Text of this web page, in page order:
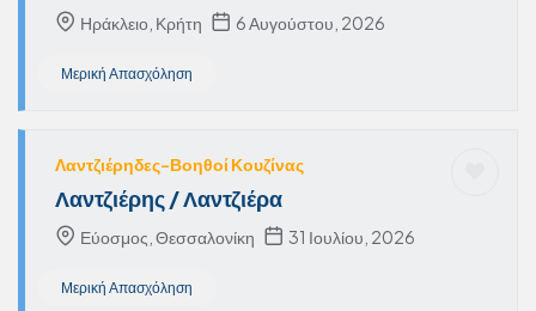
Ηράκλειο, Κρήτη 6 Αυγούστου, 2026
Μερική Απασχόληση
Λαντζιέρηδες-Βοηθοί Κουζίνας
Λαντζιέρης / Λαντζιέρα
Εύοσμος, Θεσσαλονίκη 31 Ιουλίου, 2026
Μερική Απασχόληση